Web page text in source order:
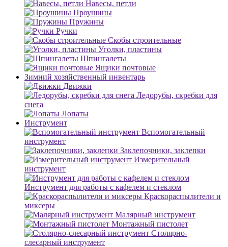
Навесы, петли
Проушины
Пружины
Ручки
Скобы строительные
Уголки, пластины
Шпингалеты
Ящики почтовые
Зимний хозяйственный инвентарь
Движки
Ледорубы, скребки для
снега
Лопаты
Инструмент
Вспомогательный
инструмент
Заклепочники, заклепки
Измерительный
инструмент
Инструмент для работы с кафелем и стеклом
Краскораспылители и
миксеры
Малярный инструмент
Монтажный пистолет
Столярно-
слесарный инструмент